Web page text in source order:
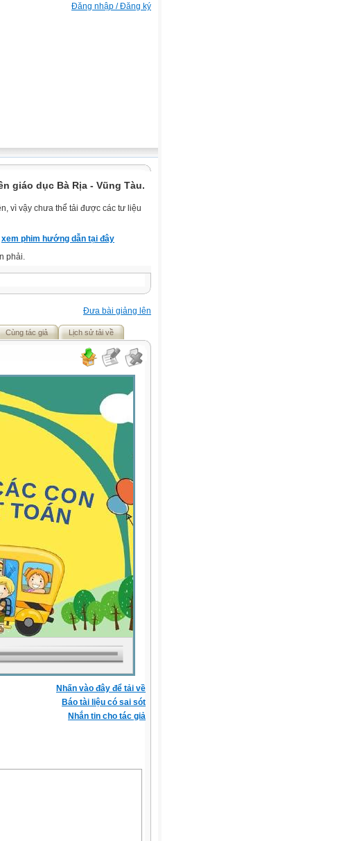
Đăng nhập / Đăng ký
giáo dục Bà Rịa - Vũng Tàu.
vì vậy chưa thể tải được các tư liệu
xem phim hướng dẫn tại đây
phải.
Đưa bài giảng lên
Cùng tác giả Lịch sử tải về
Nhấn vào đây để tải về
Báo tài liệu có sai sót
Nhắn tin cho tác giả